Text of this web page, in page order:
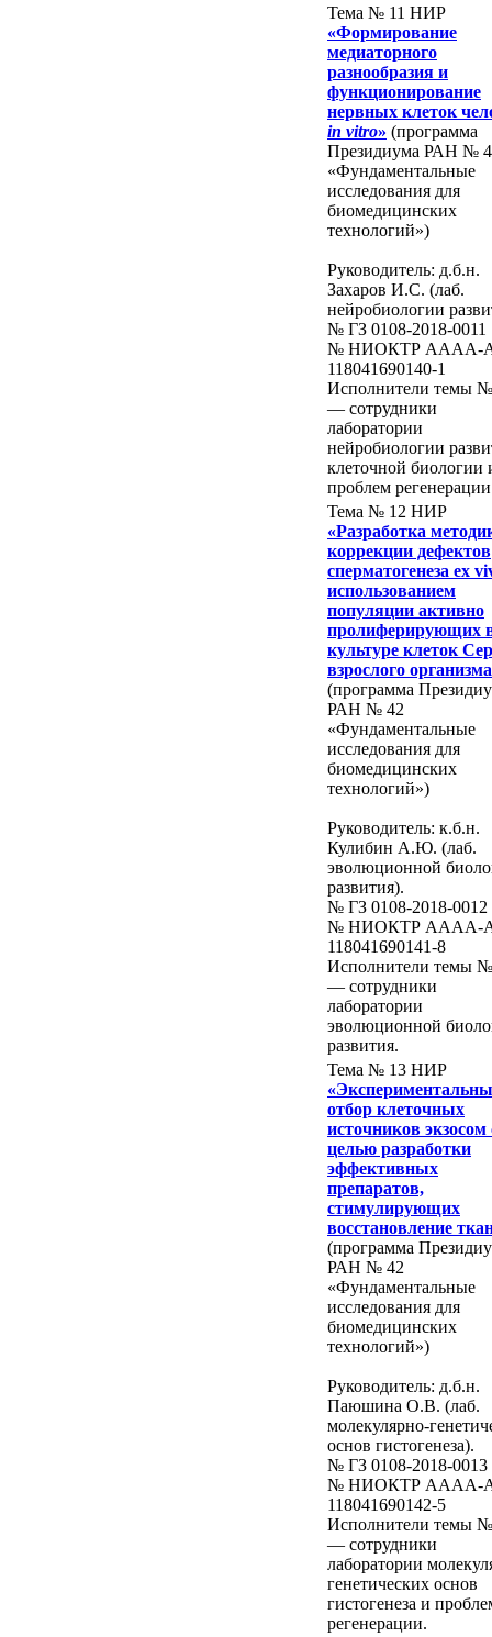
Тема № 11 НИР
«Формирование
медиаторного
разнообразия и
функционирование
нервных клеток
in vitro» (программа
Президиума РАН №
«Фундаментальные
исследования для
биомедицинских
технологий»)
Руководитель: д.б.н.
Захаров И.С. (лаб.
нейробиологии
№ ГЗ 0108-2018-0011
№ НИОКТР AAAA-
118041690140-1
Исполнители темы
— сотрудники
лаборатории
нейробиологии
клеточной биологии
проблем
Тема № 12 НИР
«Разработка
коррекции дефектов
сперматогенеза ex
использованием
популяции активно
пролиферирующих
культуре клеток
взрослого
(программа
РАН № 42
«Фундаментальные
исследования для
биомедицинских
технологий»)
Руководитель: к.б.н.
Кулибин А.Ю. (лаб.
эволюционной
развития).
№ ГЗ 0108-2018-0012
№ НИОКТР AAAA-
118041690141-8
Исполнители темы
— сотрудники
лаборатории
эволюционной
развития.
Тема № 13 НИР
отбор клеточных
источников экзосом
целью разработки
эффективных
препаратов,
стимулирующих
восстановление
(программа
РАН № 42
«Фундаментальные
исследования для
биомедицинских
технологий»)
Руководитель: д.б.н.
Паюшина О.В. (лаб.
молекулярно-
основ гистогенеза).
№ ГЗ 0108-2018-0013
№ НИОКТР AAAA-
118041690142-5
Исполнители темы
— сотрудники
лаборатории
генетических основ
гистогенеза и
регенерации.